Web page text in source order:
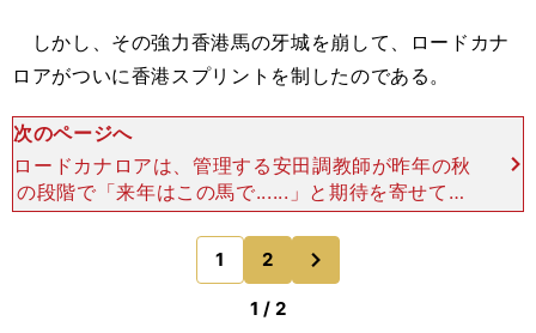
しかし、その強力香港馬の牙城を崩して、ロードカナ
ロアがついに香港スプリントを制したのである。
次のページへ
ロードカナロアは、管理する安田調教師が昨年の秋
の段階で「来年はこの馬で......」と期待を寄せてい
た馬だ。当時すでに、同じ厩舎のカレンチャンが短
距離女王としての地位を確立しつつあったのにもか
かわらず
1 2
1 / 2